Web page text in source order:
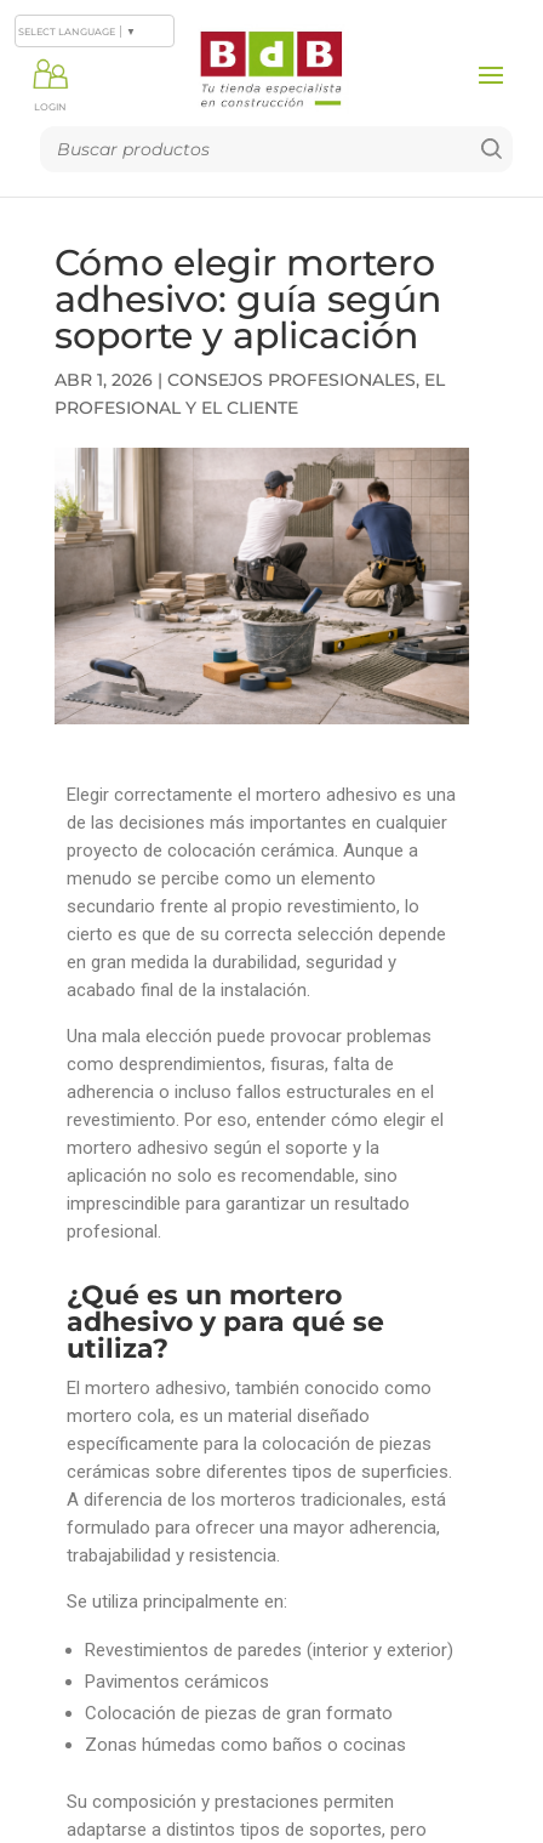
LOGIN
SELECT LANGUAGE ▼
Cómo elegir mortero
adhesivo: guía según
soporte y aplicación
ABR 1, 2026| CONSEJOS PROFESIONALES, EL
PROFESIONAL Y EL CLIENTE
Elegir correctamente el mortero adhesivo es una
de las decisiones más importantes en cualquier
proyecto de colocación cerámica. Aunque a
menudo se percibe como un elemento
secundario frente al propio revestimiento, lo
cierto es que de su correcta selección depende
en gran medida la durabilidad, seguridad y
acabado final de la instalación.
Una mala elección puede provocar problemas
como desprendimientos, fisuras, falta de
adherencia o incluso fallos estructurales en el
revestimiento. Por eso, entender cómo elegir el
mortero adhesivo según el soporte y la
aplicación no solo es recomendable, sino
imprescindible para garantizar un resultado
profesional.
¿Qué es un mortero
adhesivo y para qué se
utiliza?
El mortero adhesivo, también conocido como
mortero cola, es un material diseñado
específicamente para la colocación de piezas
cerámicas sobre diferentes tipos de superficies.
A diferencia de los morteros tradicionales, está
formulado para ofrecer una mayor adherencia,
trabajabilidad y resistencia.
Se utiliza principalmente en:
Revestimientos de paredes (interior y exterior)
Pavimentos cerámicos
Colocación de piezas de gran formato
Zonas húmedas como baños o cocinas
Su composición y prestaciones permiten
adaptarse a distintos tipos de soportes, pero